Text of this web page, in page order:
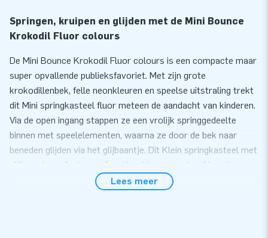
Springen, kruipen en glijden met de Mini Bounce
Krokodil Fluor colours
De Mini Bounce Krokodil Fluor colours is een compacte maar
super opvallende publieksfavoriet. Met zijn grote
krokodillenbek, felle neonkleuren en speelse uitstraling trekt
dit Mini springkasteel fluor meteen de aandacht van kinderen.
Via de open ingang stappen ze een vrolijk springgedeelte
binnen met speelelementen, waarna ze door de bek naar
beneden glijden via het glijbaantje. Dit Klein springkasteel met
glijbaan is perfect voor feestjes, binnenevents of locaties
waar je maximale fun wilt bieden op minimale ruimte.
Lees meer